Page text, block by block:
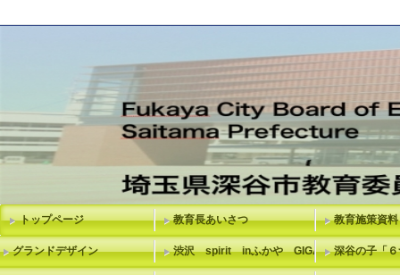
トップページ 教育長あいさつ 教育施策資料
グランドデザイン 渋沢 spirit inふかや GIGAスクール
深谷の子「